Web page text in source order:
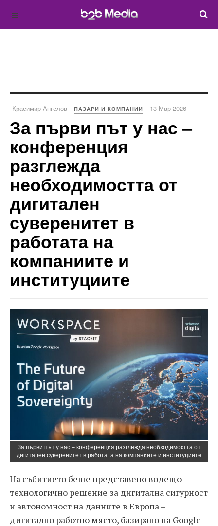
Красимир Ангелов ПАЗАРИ И КОМПАНИИ 13 Мар 2026
За първи път у нас –
конференция
разглежда
необходимостта от
дигитален
суверенитет в
работата на
компаниите и
институциите
За първи път у нас – конференция разглежда необходимостта от
дигитален суверенитет в работата на компаниите и институциите
На събитието беше представено водещо
технологично решение за дигитална сигурност
и автономност на данните в Европа –
дигитално работно място, базирано на Google